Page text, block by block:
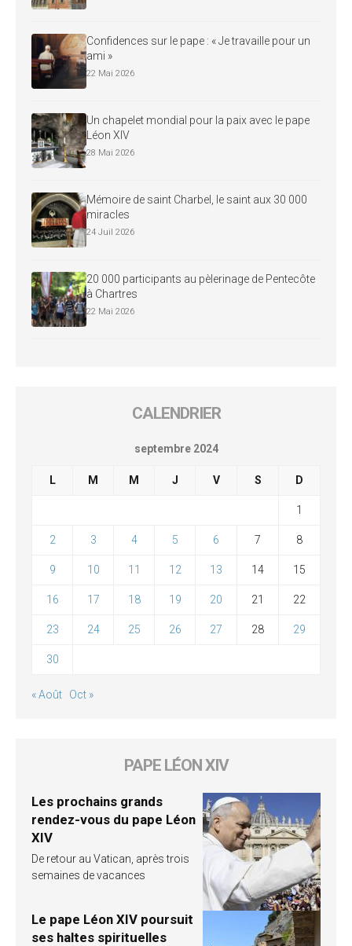
Confidences sur le pape : « Je travaille pour un
ami »
22 Mai 2026
Un chapelet mondial pour la paix avec le pape
Léon XIV
28 Mai 2026
Mémoire de saint Charbel, le saint aux 30 000
miracles
24 Juil 2026
20 000 participants au pèlerinage de Pentecôte
à Chartres
22 Mai 2026
CALENDRIER
septembre 2024
L M M J V S D
1
2 3 4 5 6 7 8
9 10 11 12 13 14 15
16 17 18 19 20 21 22
23 24 25 26 27 28 29
30
« Août Oct »
PAPE LÉON XIV
Les prochains grands
rendez-vous du pape Léon
XIV
De retour au Vatican, après trois
semaines de vacances
Le pape Léon XIV poursuit
ses haltes spirituelles